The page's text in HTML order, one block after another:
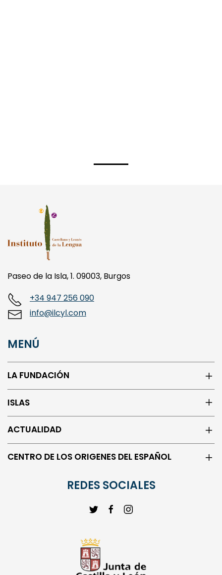
Paseo de la Isla, 1. 09003, Burgos
+34 947 256 090
info@ilcyl.com
MENÚ
LA FUNDACIÓN
ISLAS
ACTUALIDAD
CENTRO DE LOS ORIGENES DEL ESPAÑOL
REDES SOCIALES